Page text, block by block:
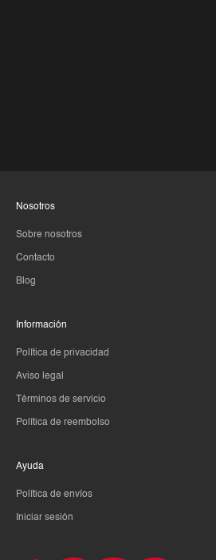
Nosotros
Sobre nosotros
Contacto
Blog
Información
Política de privacidad
Aviso legal
Términos de servicio
Política de reembolso
Ayuda
Política de envíos
Iniciar sesión